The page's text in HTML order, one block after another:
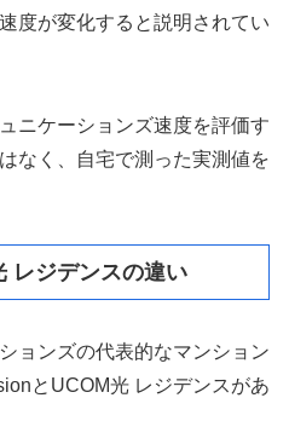
度が変化すると説明されてい
ニケーションズ速度を評価す
なく、自宅で測った実測値を
レジデンスの違い
ョンズの代表的なマンション
とUCOM光 レジデンスがあ